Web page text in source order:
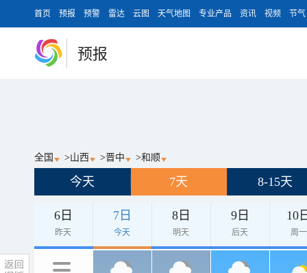
首页 预报 预警 雷达 云图 天气地图 专业产品 资讯 视频 节气
预报
全国 >山西 >晋中 >和顺
今天 7天 8-15天
6日
昨天
7日
今天
8日
明天
9日
后天
10
周一